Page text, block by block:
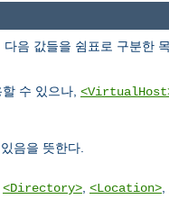
음 값들을 쉼표로 구분한
수 있으나,
음을 뜻한다.
<Directory> <Location>